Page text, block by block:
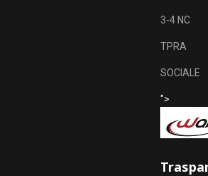
3-4 NC
TPRA
SOCIALE
">